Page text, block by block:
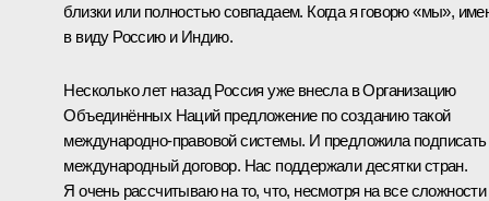
близки или полностью совпадаем. Когда я говорю «мы»,
в виду Россию и Индию.
Несколько лет назад Россия уже внесла в Организацию
Объединённых Наций предложение по созданию такой
международно-правовой системы. И предложила подписать
международный договор. Нас поддержали десятки стран.
Я очень рассчитываю на то, что, несмотря на все сложности